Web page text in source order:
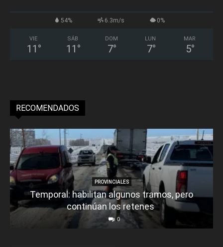
54% 6.3m/s 0%
VIE
11 °
SÁB
11 °
DOM
7°
LUN
7°
MAR
5°
RECOMENDADOS
PROVINCIALES
Temporal: habilitan algunos tramos, pero
continúan los retenes
0